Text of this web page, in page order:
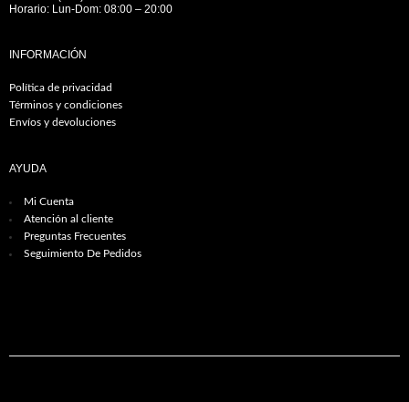
Horario: Lun-Dom: 08:00 – 20:00
INFORMACIÓN
Política de privacidad
Términos y condiciones
Envíos y devoluciones
AYUDA
Mi Cuenta
Atención al cliente
Preguntas Frecuentes
Seguimiento De Pedidos